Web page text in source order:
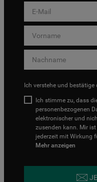
Ich verstehe und bestätige
Ich stimme zu, dass
personenbezogenen
elektronischer und
zusenden kann. Mir
jederzeit mit Wirkung
Mehr anzeigen